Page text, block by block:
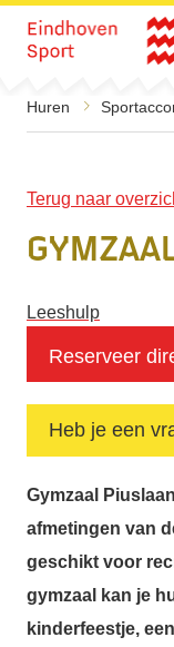
Direct naar de
Huren
Terug naar
Leeshulp
Reserveer
Heb je een
Gymzaal
afmetingen van
geschikt voor
gymzaal kan je
kinderfeestje,